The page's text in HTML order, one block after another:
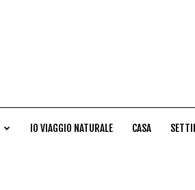
IO VIAGGIO NATURALE CASA